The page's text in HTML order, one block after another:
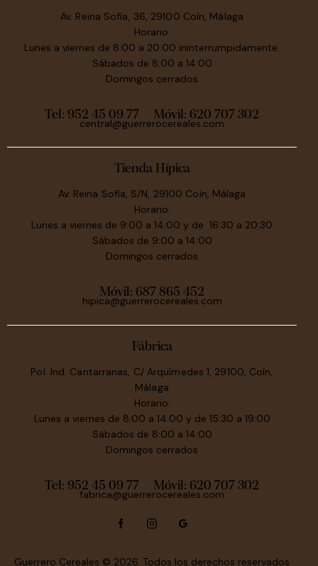
Av. Reina Sofía, 36, 29100 Coín, Málaga
Horario:
Lunes a viernes de 8:00 a 20:00 ininterrumpidamente.
Sábados de 8:00 a 14:00
Domingos cerrados
Tel: 952 45 09 77 Móvil: 620 707 302
central@guerrerocereales.com
Tienda Hípica
Av. Reina Sofía, S/N, 29100 Coín, Málaga
Horario:
Lunes a viernes de 9:00 a 14:00 y de 16:30 a 20:30
Sábados de 9:00 a 14:00
Domingos cerrados
Móvil: 687 865 452
hipica@guerrerocereales.com
Fábrica
Pol. Ind. Cantarranas, C/ Arquímedes 1, 29100, Coín,
Málaga
Horario:
Lunes a viernes de 8:00 a 14:00 y de 15:30 a 19:00
Sábados de 8:00 a 14:00
Domingos cerrados
Tel: 952 45 09 77 Móvil: 620 707 302
fabrica@guerrerocereales.com
Guerrero Cereales © 2026. Todos los derechos reservados